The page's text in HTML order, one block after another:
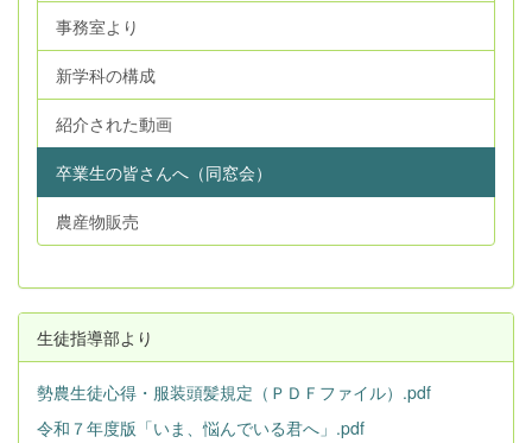
事務室より
新学科の構成
紹介された動画
卒業生の皆さんへ（同窓会）
農産物販売
生徒指導部より
勢農生徒心得・服装頭髪規定（ＰＤＦファイル）.pdf
令和７年度版「いま、悩んでいる君へ」.pdf